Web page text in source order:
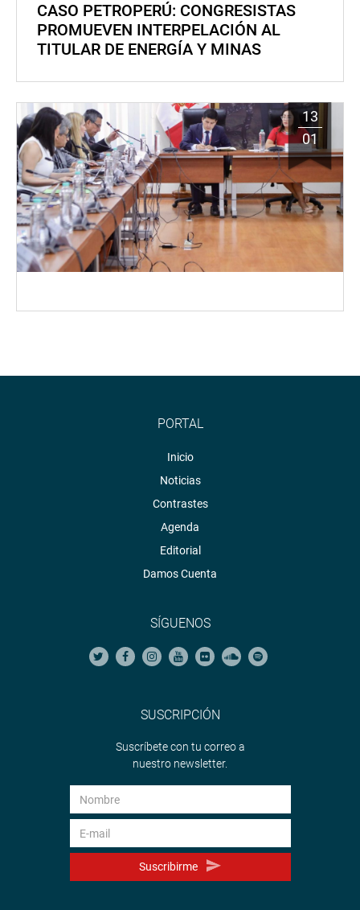
CASO PETROPERÚ: CONGRESISTAS
PROMUEVEN INTERPELACIÓN AL
TITULAR DE ENERGÍA Y MINAS
13
01
PORTAL
Inicio
Noticias
Contrastes
Agenda
Editorial
Damos Cuenta
SÍGUENOS
SUSCRIPCIÓN
Suscríbete con tu correo a
nuestro newsletter.
Suscribirme